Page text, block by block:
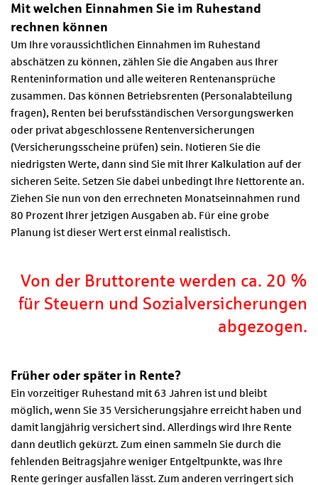
Mit welchen Einnahmen Sie im Ruhestand
rechnen können
Um Ihre voraussichtlichen Einnahmen im Ruhestand
abschätzen zu können, zählen Sie die Angaben aus Ihrer
Renteninformation und alle weiteren Rentenansprüche
zusammen. Das können Betriebsrenten (Personalabteilung
fragen), Renten bei berufsständischen Versorgungswerken
oder privat abgeschlossene Rentenversicherungen
(Versicherungsscheine prüfen) sein. Notieren Sie die
niedrigsten Werte, dann sind Sie mit Ihrer Kalkulation auf der
sicheren Seite. Setzen Sie dabei unbedingt Ihre Nettorente an.
Ziehen Sie nun von den errechneten Monatseinnahmen rund
80 Prozent Ihrer jetzigen Ausgaben ab. Für eine grobe
Planung ist dieser Wert erst einmal realistisch.
Von der Bruttorente werden ca. 20 %
für Steuern und Sozialversicherungen
abgezogen.
Früher oder später in Rente?
Ein vorzeitiger Ruhestand mit 63 Jahren ist und bleibt
möglich, wenn Sie 35 Versicherungsjahre erreicht haben und
damit langjährig versichert sind. Allerdings wird Ihre Rente
dann deutlich gekürzt. Zum einen sammeln Sie durch die
fehlenden Beitragsjahre weniger Entgeltpunkte, was Ihre
Rente geringer ausfallen lässt. Zum anderen verringert sich